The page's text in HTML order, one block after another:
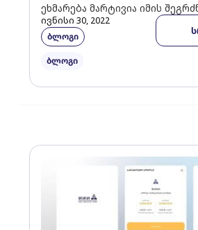
ეხმარება მარტივია იმის
დაზღვევის ყიდვას არანაირი
მოაქვს, სანამ
შემთხვევა არ მოხდება.
ივნისი 30, 2022
ბლოგი
ბლოგი